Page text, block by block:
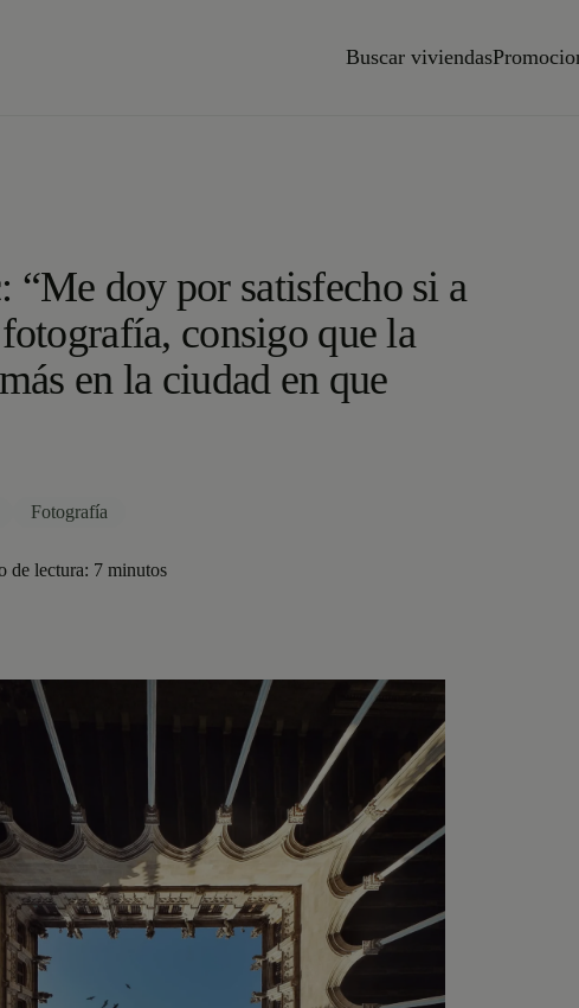
Buscar viviendas
“Me doy por satisfecho si a
consigo que la
en la ciudad en que
Fotografía
de lectura: 7 minutos